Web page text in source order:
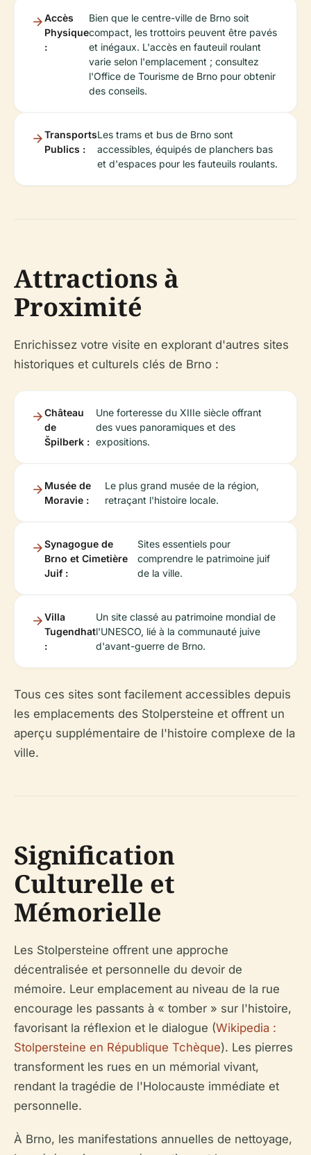
Accès
Physique
:
Bien que le centre-ville de Brno soit
compact, les trottoirs peuvent être pavés
et inégaux. L'accès en fauteuil roulant
varie selon l'emplacement ; consultez
l'Office de Tourisme de Brno pour obtenir
des conseils.
Transports
Publics :
Les trams et bus de Brno sont
accessibles, équipés de planchers bas
et d'espaces pour les fauteuils roulants.
Attractions à
Proximité
Enrichissez votre visite en explorant d'autres sites
historiques et culturels clés de Brno :
Château
de
Špilberk :
Une forteresse du XIIIe siècle offrant
des vues panoramiques et des
expositions.
Musée de
Moravie :
Le plus grand musée de la région,
retraçant l'histoire locale.
Synagogue de
Brno et Cimetière
Juif :
Sites essentiels pour
comprendre le patrimoine juif
de la ville.
Villa
Tugendhat
:
Un site classé au patrimoine mondial de
l'UNESCO, lié à la communauté juive
d'avant-guerre de Brno.
Tous ces sites sont facilement accessibles depuis
les emplacements des Stolpersteine et offrent un
aperçu supplémentaire de l'histoire complexe de la
ville.
Signification
Culturelle et
Mémorielle
Les Stolpersteine offrent une approche
décentralisée et personnelle du devoir de
mémoire. Leur emplacement au niveau de la rue
encourage les passants à « tomber » sur l'histoire,
favorisant la réflexion et le dialogue (Wikipedia :
Stolpersteine en République Tchèque). Les pierres
transforment les rues en un mémorial vivant,
rendant la tragédie de l'Holocauste immédiate et
personnelle.
À Brno, les manifestations annuelles de nettoyage,